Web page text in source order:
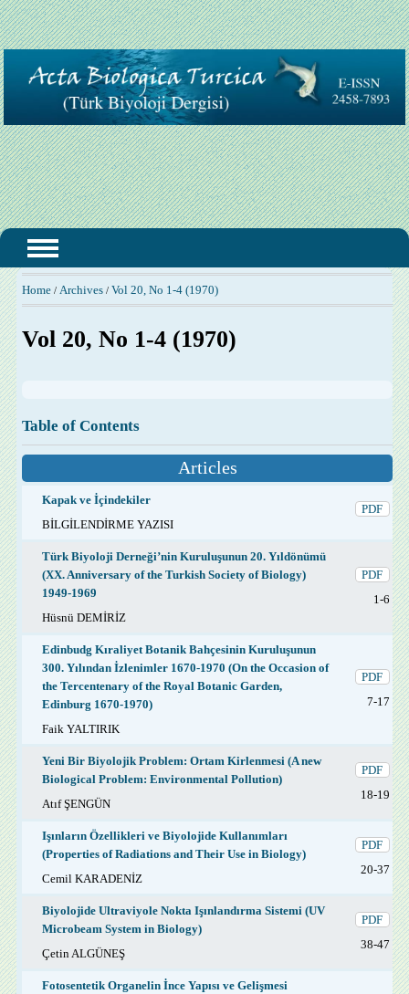
Home/ Archives/ Vol 20, No 1-4 (1970)
Vol 20, No 1-4 (1970)
Table of Contents
Articles
Kapak ve İçindekiler
BİLGİLENDİRME YAZISI
PDF
Türk Biyoloji Derneği’nin Kuruluşunun 20. Yıldönümü
(XX. Anniversary of the Turkish Society of Biology)
1949-1969
Hüsnü DEMİRİZ
PDF
1-6
Edinbudg Kıraliyet Botanik Bahçesinin Kuruluşunun
300. Yılından İzlenimler 1670-1970 (On the Occasion of
the Tercentenary of the Royal Botanic Garden,
Edinburg 1670-1970)
Faik YALTIRIK
PDF
7-17
Yeni Bir Biyolojik Problem: Ortam Kirlenmesi (A new
Biological Problem: Environmental Pollution)
Atıf ŞENGÜN
PDF
18-19
Işınların Özellikleri ve Biyolojide Kullanımları
(Properties of Radiations and Their Use in Biology)
Cemil KARADENİZ
PDF
20-37
Biyolojide Ultraviyole Nokta Işınlandırma Sistemi (UV
Microbeam System in Biology)
Çetin ALGÜNEŞ
PDF
38-47
Fotosentetik Organelin İnce Yapısı ve Gelişmesi